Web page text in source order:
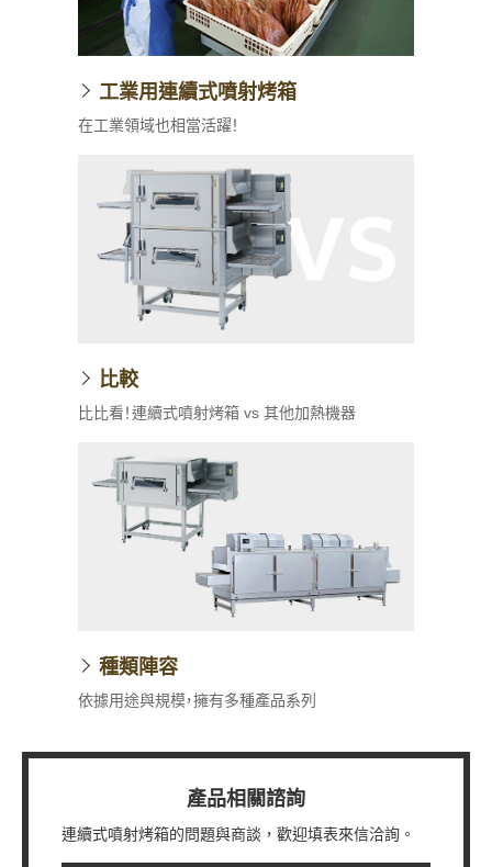
工業用連續式噴射烤箱
在工業領域也相當活躍！
比較
比比看！連續式噴射烤箱 vs 其他加熱機器
種類陣容
依據用途與規模，擁有多種產品系列
產品相關諮詢
連續式噴射烤箱的問題與商談，歡迎填表來信洽詢。